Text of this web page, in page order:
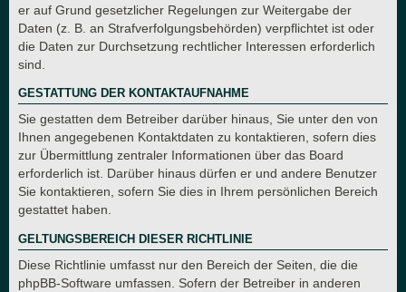
er auf Grund gesetzlicher Regelungen zur Weitergabe der
Daten (z. B. an Strafverfolgungsbehörden) verpflichtet ist oder
die Daten zur Durchsetzung rechtlicher Interessen erforderlich
sind.
GESTATTUNG DER KONTAKTAUFNAHME
Sie gestatten dem Betreiber darüber hinaus, Sie unter den von
Ihnen angegebenen Kontaktdaten zu kontaktieren, sofern dies
zur Übermittlung zentraler Informationen über das Board
erforderlich ist. Darüber hinaus dürfen er und andere Benutzer
Sie kontaktieren, sofern Sie dies in Ihrem persönlichen Bereich
gestattet haben.
GELTUNGSBEREICH DIESER RICHTLINIE
Diese Richtlinie umfasst nur den Bereich der Seiten, die die
phpBB-Software umfassen. Sofern der Betreiber in anderen